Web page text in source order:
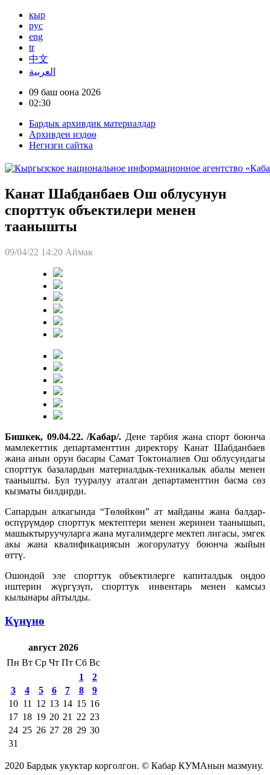
кыр
рус
eng
tr
中文
العربية
09 баш оона 2026
02:30
Бардык архивдик материалдар
Архивден издөө
Негизги сайтка
Канат Шабданбаев Ош облусунун
спорттук объектилери менен
таанышты
09/04/22 14:20 Аймак
Бишкек, 09.04.22. /Кабар/. Дене тарбия жана спорт боюнча
мамлекеттик департаменттин директору Канат Шабданбаев
жана анын орун басары Самат Токтоналиев Ош облусундагы
спорттук базалардын материалдык-техникалык абалы менен
таанышты. Бул тууралуу аталган департаменттин басма сөз
кызматы билдирди.
Сапардын алкагында “Төлөйкөн” ат майданы жана балдар-
өспүрүмдөр спорттук мектептери менен жеринен таанышып,
машыктыруучуларга жана мугалимдерге мектеп лигасы, эмгек
акы жана квалификациясын жогорулатуу боюнча жыйын
өттү.
Ошондой эле спорттук объектилерге капиталдык оңдоо
иштерин жүргүзүп, спорттук инвентарь менен камсыз
кылынары айтылды.
Күнүнө
август 2026
Пн Вт Ср Чт Пт Сб Вс
1
2
3
4 5 6 7 8
9
10 11 12 13 14 15 16
17 18 19 20 21 22 23
24 25 26 27 28 29 30
31
2020 Бардык укуктар корголгон. © Кабар КУМАнын мазмуну.